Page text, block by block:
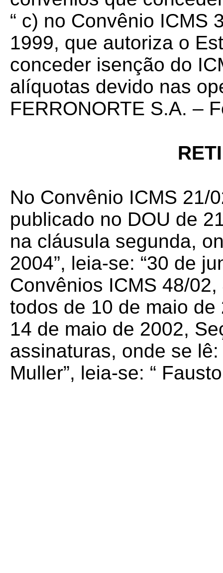
“ c) no Convênio ICMS
1999, que autoriza o
conceder isenção do
alíquotas devido nas
FERRONORTE S.A. –
No Convênio ICMS 21/
publicado no DOU de
na cláusula segunda,
2004”, leia-se: “30 de
Convênios ICMS 48/
todos de 10 de maio
14 de maio de 2002,
assinaturas, onde se
Muller”, leia-se: “